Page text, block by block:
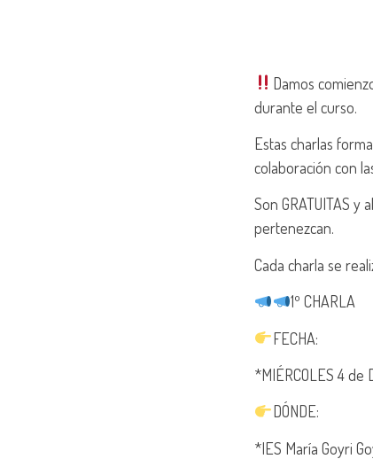
Damos
durante el curso.
Estas charlas
colaboración con
Son GRATUITAS
pertenezcan.
Cada charla se
1º CHARLA
FECHA:
*MIÉRCOLES 4 de
DÓNDE:
*IES María Goyri